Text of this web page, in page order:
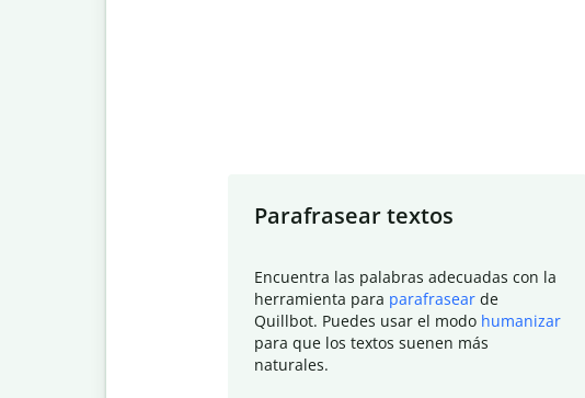
Parafrasear textos
Encuentra las palabras adecuadas con la
herramienta para parafrasear de
Quillbot. Puedes usar el modo humanizar
para que los textos suenen más
naturales.